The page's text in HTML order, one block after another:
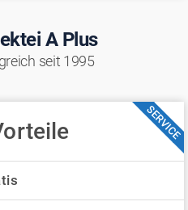
A Plus
seit 1995
SERVICE